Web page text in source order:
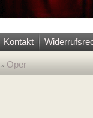
Kontakt
» Oper